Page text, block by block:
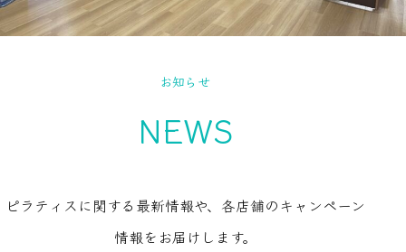
お知らせ
NEWS
ピラティスに関する最新情報や、各店舗のキャンペーン
情報をお届けします。